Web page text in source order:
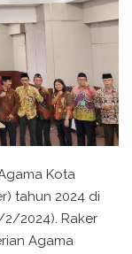
Kota
tahun 2024 di
2/2024). Raker
Agama